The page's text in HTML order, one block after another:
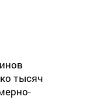
тысяч